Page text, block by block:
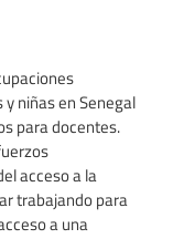
niñas en Senegal
para docentes.
acceso a la
trabajando para
a una